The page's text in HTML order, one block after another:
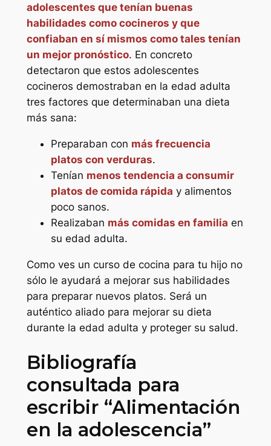
adolescentes que tenían buenas
habilidades como cocineros y que
confiaban en sí mismos como tales tenían
un mejor pronóstico. En concreto
detectaron que estos adolescentes
cocineros demostraban en la edad adulta
tres factores que determinaban una dieta
más sana:
Preparaban con más frecuencia
platos con verduras.
Tenían menos tendencia a consumir
platos de comida rápida y alimentos
poco sanos.
Realizaban más comidas en familia en
su edad adulta.
Como ves un curso de cocina para tu hijo no
sólo le ayudará a mejorar sus habilidades
para preparar nuevos platos. Será un
auténtico aliado para mejorar su dieta
durante la edad adulta y proteger su salud.
Bibliografía
consultada para
escribir “Alimentación
en la adolescencia”